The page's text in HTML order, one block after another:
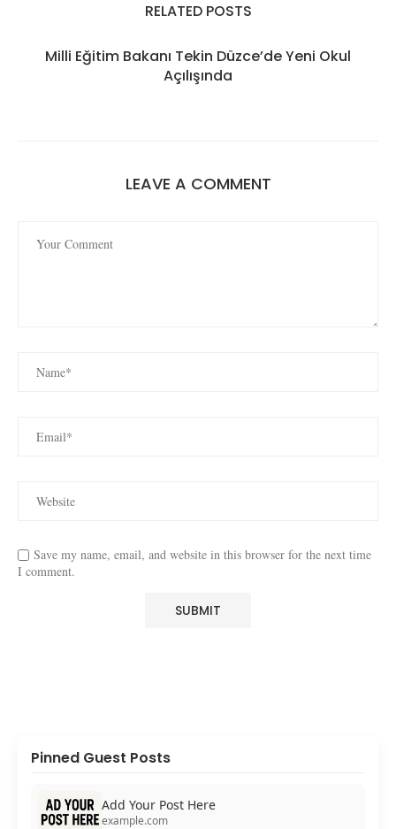
RELATED POSTS
Milli Eğitim Bakanı Tekin Düzce’de Yeni Okul
Açılışında
LEAVE A COMMENT
Save my name, email, and website in this browser for the next time
I comment.
Pinned Guest Posts
Add Your Post Here
example.com